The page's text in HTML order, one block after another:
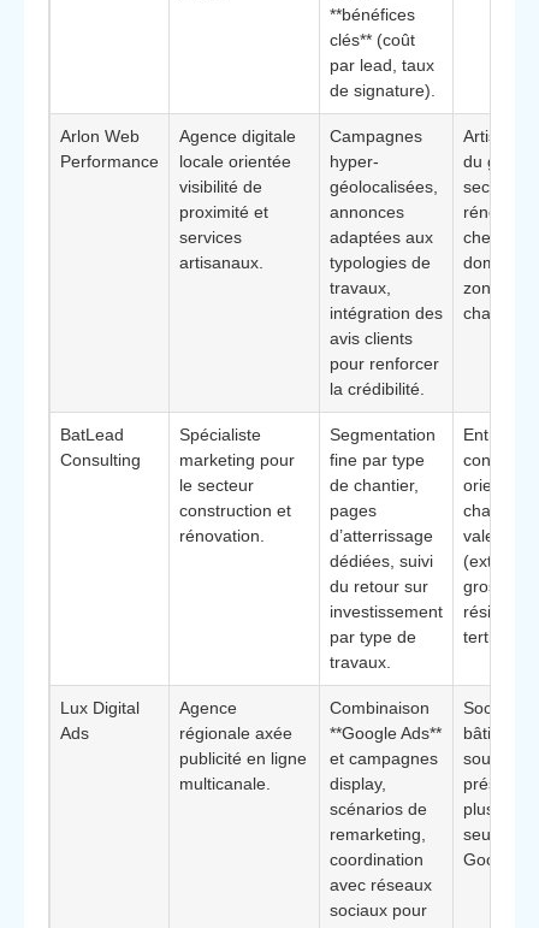
**bénéfices
clés** (coût
par lead, taux
de signature).
Arlon Web
Performance
Agence digitale
locale orientée
visibilité de
proximité et
services
artisanaux.
Campagnes
hyper-
géolocalisées,
annonces
adaptées aux
typologies de
travaux,
intégration des
avis clients
pour renforcer
la crédibilité.
Artisans
du gros
second
dominer
zone de
BatLead
Consulting
Spécialiste
marketing pour
le secteur
construction et
rénovation.
Segmentation
fine par type
de chantier,
pages
d’atterrissage
dédiées, suivi
du retour sur
investissement
par type de
travaux.
orientées
chantiers
valeur
gros
tertiaires).
Lux Digital
Ads
Agence
régionale axée
publicité en ligne
multicanale.
Combinaison
**Google Ads**
et campagnes
display,
scénarios de
remarketing,
coordination
avec réseaux
sociaux pour
Sociétés
bâtiment
présence
plus
seule
Google.